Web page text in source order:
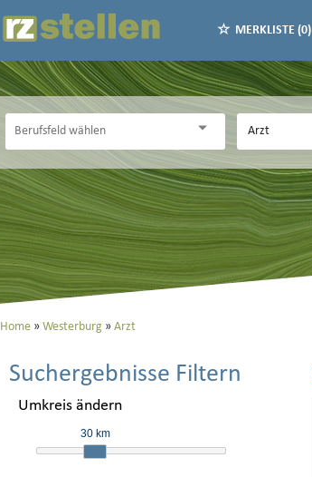
MERKLISTE (0)
Home Westerburg Arzt
Suchergebnisse Filtern
Umkreis ändern
30 km